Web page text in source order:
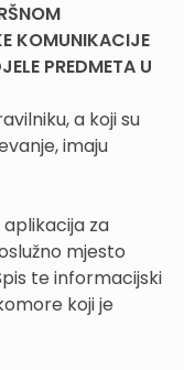
KOMUNIKACIJE
PREDMETA U
a koji su
imaju
za
mjesto
te informacijski
koji je